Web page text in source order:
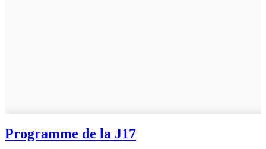
Programme de la J17